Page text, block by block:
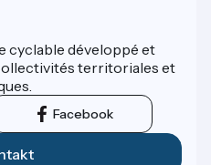
cyclable développé et
territoriales et
Facebook